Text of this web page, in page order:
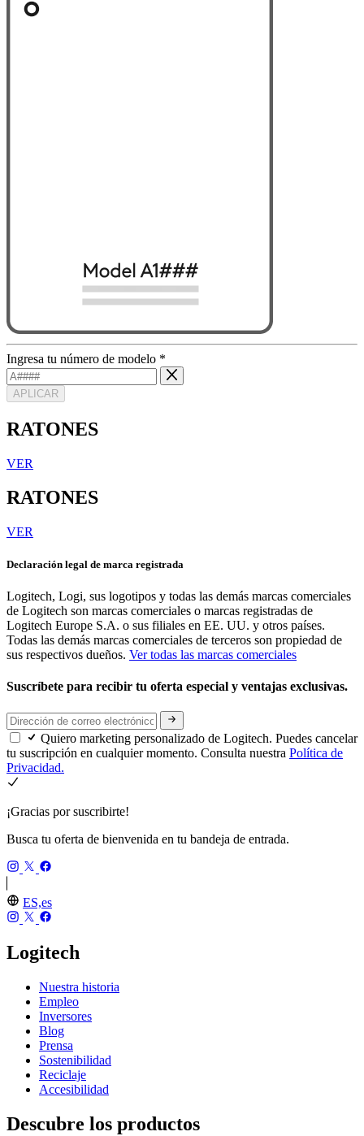
Ingresa tu número de modelo *
APLICAR
RATONES
VER
RATONES
VER
Declaración legal de marca registrada
Logitech, Logi, sus logotipos y todas las demás marcas comerciales
de Logitech son marcas comerciales o marcas registradas de
Logitech Europe S.A. o sus filiales en EE. UU. y otros países.
Todas las demás marcas comerciales de terceros son propiedad de
sus respectivos dueños. Ver todas las marcas comerciales
Suscríbete para recibir tu oferta especial y ventajas exclusivas.
Quiero marketing personalizado de Logitech. Puedes cancelar
tu suscripción en cualquier momento. Consulta nuestra Política de
Privacidad.
¡Gracias por suscribirte!
Busca tu oferta de bienvenida en tu bandeja de entrada.
ES,es
Logitech
Nuestra historia
Empleo
Inversores
Blog
Prensa
Sostenibilidad
Reciclaje
Accesibilidad
Descubre los productos